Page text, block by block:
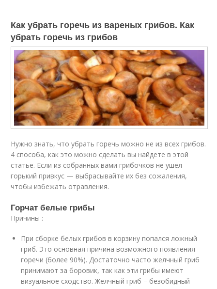
Как убрать горечь из вареных грибов. Как
убрать горечь из грибов
Нужно знать, что убрать горечь можно не из всех грибов.
4 способа, как это можно сделать вы найдете в этой
статье. Если из собранных вами грибочков не ушел
горький привкус — выбрасывайте их без сожаления,
чтобы избежать отравления.
Горчат белые грибы
Причины :
При сборке белых грибов в корзину попался ложный
гриб. Это основная причина возможного появления
горечи (более 90%). Достаточно часто желчный гриб
принимают за боровик, так как эти грибы имеют
визуальное сходство. Желчный гриб – безобидный